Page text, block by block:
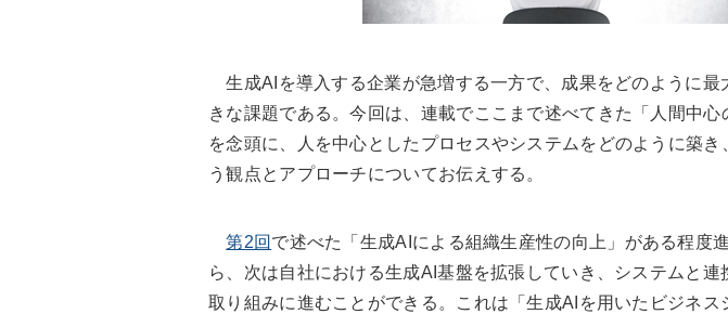
生成AIを導入する企業が急増する一方で、成果をどのように最
きな課題である。今回は、連載でここまで述べてきた「人間中心
を念頭に、人を中心としたプロセスやシステムをどのように築き
う観点とアプローチについてお伝えする。
第2回 で述べた「生成AIによる組織生産性の向上」がある程度
ら、次は自社における生成AI基盤を拡張していき、システムと連
取り組みに進むことができる。これは「生成AIを用いたビジネス